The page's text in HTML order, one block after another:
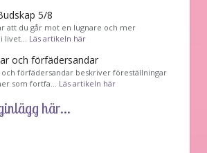
5/8
att du går mot en lugnare och mer
livet… Läs artikeln här
och förfädersandar
och förfädersandar beskriver föreställningar
som fortfa… Läs artikeln här
här...